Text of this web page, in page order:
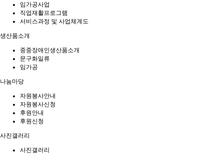
임가공사업
직업재활프로그램
서비스과정 및 사업체계도
생산품소개
중중장애인생산품소개
문구화일류
임가공
나눔마당
자원봉사안내
자원봉사신청
후원안내
후원신청
사진갤러리
사진갤러리